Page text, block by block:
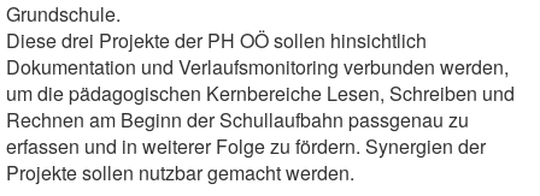
Grundschule.
Diese drei Projekte der PH OÖ sollen hinsichtlich
Dokumentation und Verlaufsmonitoring verbunden werden,
um die pädagogischen Kernbereiche Lesen, Schreiben und
Rechnen am Beginn der Schullaufbahn passgenau zu
erfassen und in weiterer Folge zu fördern. Synergien der
Projekte sollen nutzbar gemacht werden.